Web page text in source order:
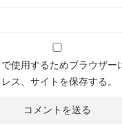
使用するためブラウザー
ス、サイトを保存する。